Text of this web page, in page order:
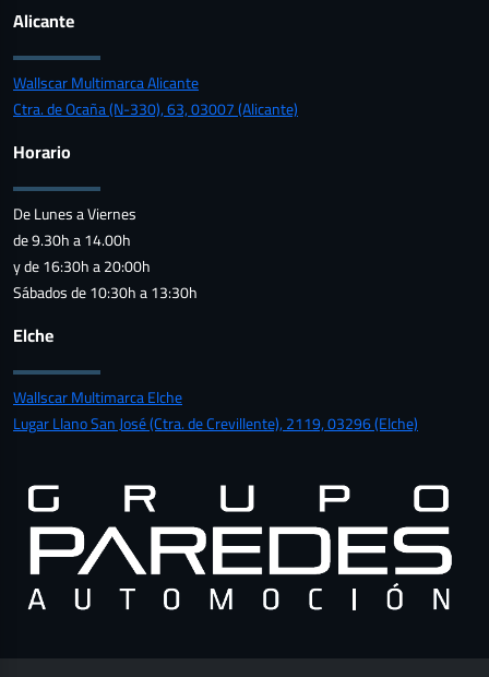
Alicante
Wallscar Multimarca Alicante
Ctra. de Ocaña (N-330), 63, 03007 (Alicante)
Horario
De Lunes a Viernes
de 9.30h a 14.00h
y de 16:30h a 20:00h
Sábados de 10:30h a 13:30h
Elche
Wallscar Multimarca Elche
Lugar Llano San José (Ctra. de Crevillente), 2119, 03296 (Elche)